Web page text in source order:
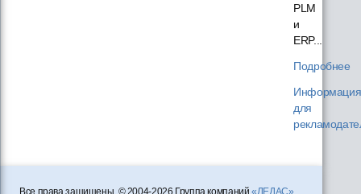
PLM
и
ERP...
Подробнее
Информация
для
Все права защищены. © 2004-2026 Группа компаний«ЛЕДАС»